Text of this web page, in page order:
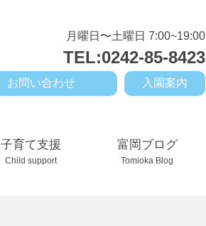
月曜日〜土曜日 7:00~19:00
TEL:0242-85-8423
入園案内
お問い合わせ
子育て支援
Child support
富岡ブログ
Tomioka Blog